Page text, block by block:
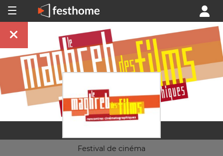
Festival de cinéma